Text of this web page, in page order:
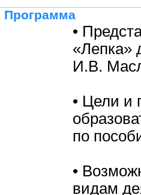
Программа
•
«Лепка»
И.В.
• Цели и
по
•
видам